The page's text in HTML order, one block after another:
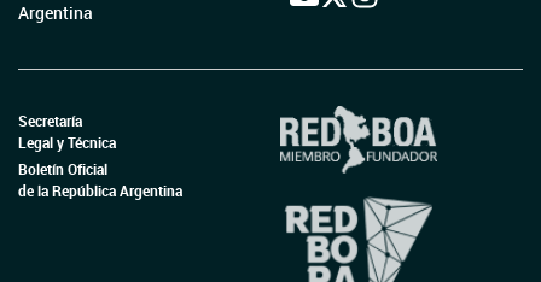
Argentina
Secretaría
Legal y Técnica
Boletín Oficial
de la República Argentina